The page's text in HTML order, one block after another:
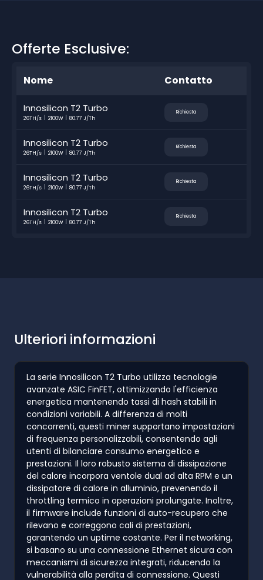
Offerte Esclusive:
Nome Contatto
Innosilicon T2 Turbo
26TH/s 2100W 80.77 J/Th
Richiesta
Innosilicon T2 Turbo
26TH/s 2100W 80.77 J/Th
Richiesta
Innosilicon T2 Turbo
26TH/s 2100W 80.77 J/Th
Richiesta
Innosilicon T2 Turbo
26TH/s 2100W 80.77 J/Th
Richiesta
Ulteriori informazioni
La serie Innosilicon T2 Turbo utilizza tecnologie
avanzate ASIC FinFET, ottimizzando l'efficienza
energetica mantenendo tassi di hash stabili in
condizioni variabili. A differenza di molti
concorrenti, questi miner supportano impostazioni
di frequenza personalizzabili, consentendo agli
utenti di bilanciare consumo energetico e
prestazioni. Il loro robusto sistema di dissipazione
del calore incorpora ventole dual ad alta RPM e un
dissipatore di calore in alluminio, prevenendo il
throttling termico in operazioni prolungate. Inoltre,
il firmware include funzioni di auto-recupero che
rilevano e correggono cali di prestazioni,
garantendo un uptime costante. Per il networking,
si basano su una connessione Ethernet sicura con
meccanismi di sicurezza integrati, riducendo la
vulnerabilità alla perdita di connessione. Questi